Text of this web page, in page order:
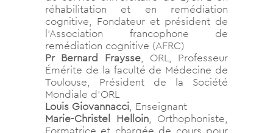
réhabilitation et en remédiation
cognitive, Fondateur et président de
l’Association francophone de
remédiation cognitive (AFRC)
Pr Bernard Fraysse, ORL, Professeur
Émérite de la faculté de Médecine de
Toulouse, Président de la Société
Mondiale d’ORL
Louis Giovannacci, Enseignant
Marie-Christel Helloin, Orthophoniste,